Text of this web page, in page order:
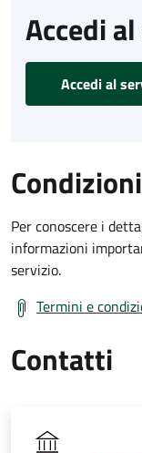
Accedi
Accedi al
Per conoscere i
informazioni
servizio.
Termini e
Contatti